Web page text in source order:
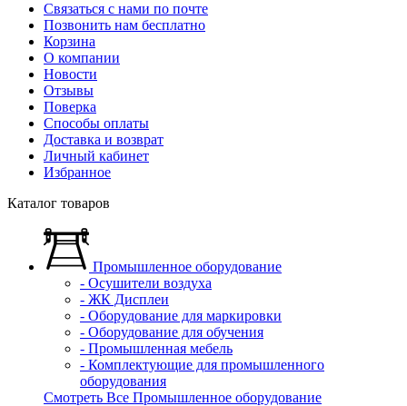
Связаться с нами по почте
Позвонить нам бесплатно
Корзина
О компании
Новости
Отзывы
Поверка
Способы оплаты
Доставка и возврат
Личный кабинет
Избранное
Каталог товаров
Промышленное оборудование
- Осушители воздуха
- ЖК Дисплеи
- Оборудование для маркировки
- Оборудование для обучения
- Промышленная мебель
- Комплектующие для промышленного
оборудования
Смотреть Все Промышленное оборудование